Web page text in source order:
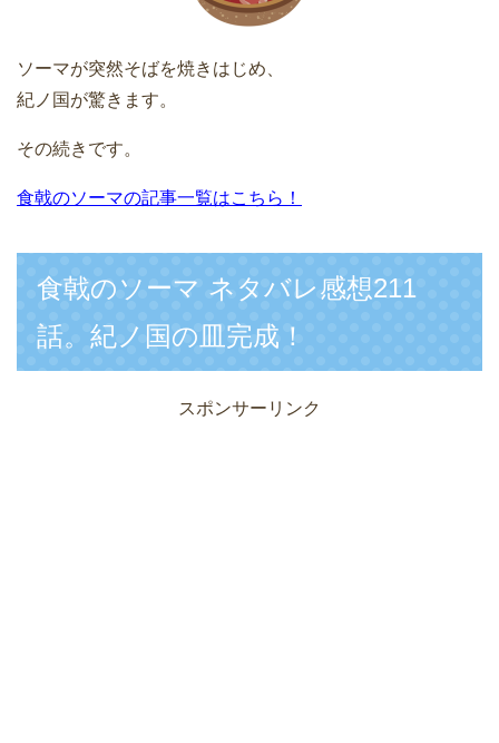
ソーマが突然そばを焼きはじめ、
紀ノ国が驚きます。
その続きです。
食戟のソーマの記事一覧はこちら！
食戟のソーマ ネタバレ感想211
話。紀ノ国の皿完成！
スポンサーリンク